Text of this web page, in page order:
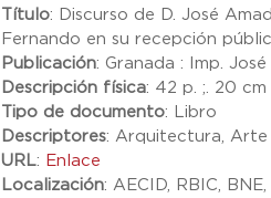
Título: Discurso de D. José
Fernando en su recepción
Publicación: Granada : Imp.
Descripción física: 42 p. ;. 20 cm
Tipo de documento: Libro
Descriptores:Arquitectura, Arte
URL: Enlace
Localización:AECID, RBIC,